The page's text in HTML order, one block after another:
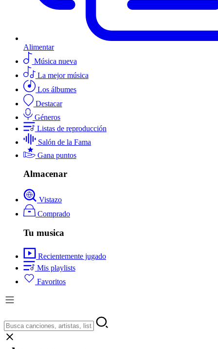
Alimentar
Música nueva
La mejor música
Los álbumes
Destacar
Géneros
Listas de reproducción
Salón de la Fama
Gana puntos
Almacenar
Vistazo
Comprado
Tu musica
Recientemente jugado
Mis playlists
Favoritos